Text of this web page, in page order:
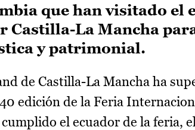
que han visitado el
La Mancha
y patrimonial.
de Castilla-La Mancha ha
edición de la Feria
el ecuador de la feria,